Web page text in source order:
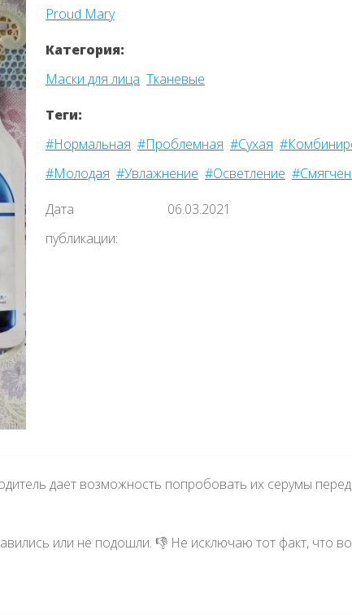
Proud Mary
Категория:
Маски для лица Тканевые
Теги:
#Нормальная #Проблемная #Сухая
#Молодая #Увлажнение #Осветление
Дата
публикации:
06.03.2021
дает возможность попробовать их серумы
или не подошли. 👎 Не исключаю тот факт, что